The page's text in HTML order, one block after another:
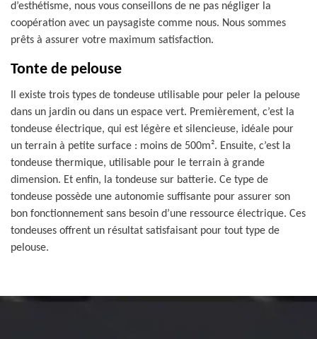
d’esthétisme, nous vous conseillons de ne pas négliger la
coopération avec un paysagiste comme nous. Nous sommes
prêts à assurer votre maximum satisfaction.
Tonte de pelouse
Il existe trois types de tondeuse utilisable pour peler la pelouse
dans un jardin ou dans un espace vert. Premièrement, c’est la
tondeuse électrique, qui est légère et silencieuse, idéale pour
un terrain à petite surface : moins de 500m². Ensuite, c’est la
tondeuse thermique, utilisable pour le terrain à grande
dimension. Et enfin, la tondeuse sur batterie. Ce type de
tondeuse possède une autonomie suffisante pour assurer son
bon fonctionnement sans besoin d’une ressource électrique. Ces
tondeuses offrent un résultat satisfaisant pour tout type de
pelouse.